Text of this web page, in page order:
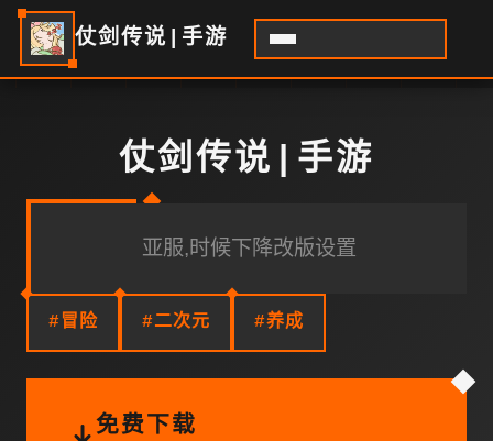
仗剑传说|手游
仗剑传说|手游
亚服,时候下降改版设置
#冒险 #二次元 #养成
免费下载